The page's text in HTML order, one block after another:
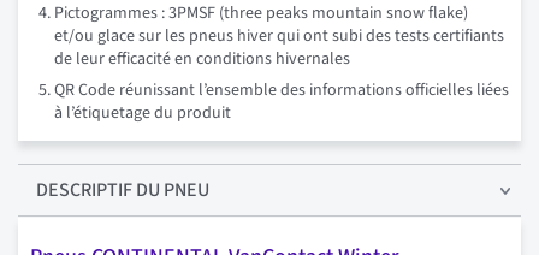
Pictogrammes : 3PMSF (three peaks mountain snow flake)
et/ou glace sur les pneus hiver qui ont subi des tests certifiants
de leur efficacité en conditions hivernales
QR Code réunissant l’ensemble des informations officielles liées
à l’étiquetage du produit
DESCRIPTIFDU PNEU